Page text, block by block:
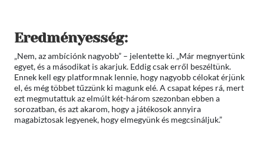
Eredményesség:
„Nem, az ambíciónk nagyobb” – jelentette ki. „Már megnyertünk
egyet, és a másodikat is akarjuk. Eddig csak erről beszéltünk.
Ennek kell egy platformnak lennie, hogy nagyobb célokat érjünk
el, és még többet tűzzünk ki magunk elé. A csapat képes rá, mert
ezt megmutattuk az elmúlt két-három szezonban ebben a
sorozatban, és azt akarom, hogy a játékosok annyira
magabiztosak legyenek, hogy elmegyünk és megcsináljuk.”